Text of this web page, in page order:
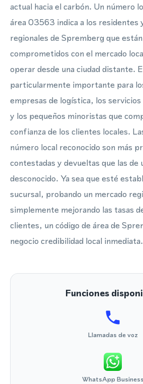
actual hacia el carbón. Un número
área 03563 indica a los residentes
regionales de Spremberg que
comprometidos con el mercado
operar desde una ciudad distante.
particularmente importante para
empresas de logística, los
y los pequeños minoristas que
confianza de los clientes locales.
número local reconocido son más
contestadas y devueltas que las de
desconocido. Ya sea que esté
sucursal, probando un mercado
simplemente mejorando las tasas
clientes, un código de área de
negocio credibilidad local inmediata.
Funciones
Llamadas de voz
WhatsApp Business